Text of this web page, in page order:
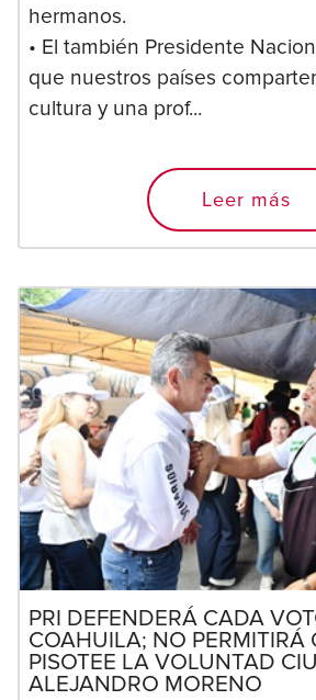
hermanos.
• El también Presidente
que nuestros países
cultura y una prof...
Leer más
PRI DEFENDERÁ CADA
COAHUILA; NO PERMITIRÁ
PISOTEE LA VOLUNTAD
ALEJANDRO MORENO